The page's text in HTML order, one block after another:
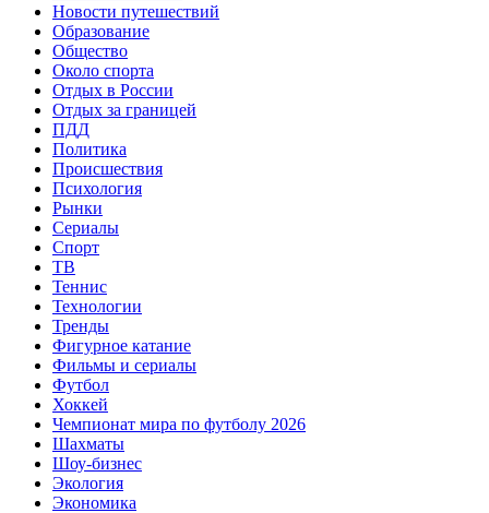
Новости путешествий
Образование
Общество
Около спорта
Отдых в России
Отдых за границей
ПДД
Политика
Происшествия
Психология
Рынки
Сериалы
Спорт
ТВ
Теннис
Технологии
Тренды
Фигурное катание
Фильмы и сериалы
Футбол
Хоккей
Чемпионат мира по футболу 2026
Шахматы
Шоу-бизнес
Экология
Экономика